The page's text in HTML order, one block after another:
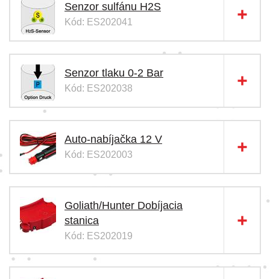
Senzor sulfánu H2S
Kód: ES202041
Senzor tlaku 0-2 Bar
Kód: ES202038
Auto-nabíjačka 12 V
Kód: ES202003
Goliath/Hunter Dobíjacia
stanica
Kód: ES202019